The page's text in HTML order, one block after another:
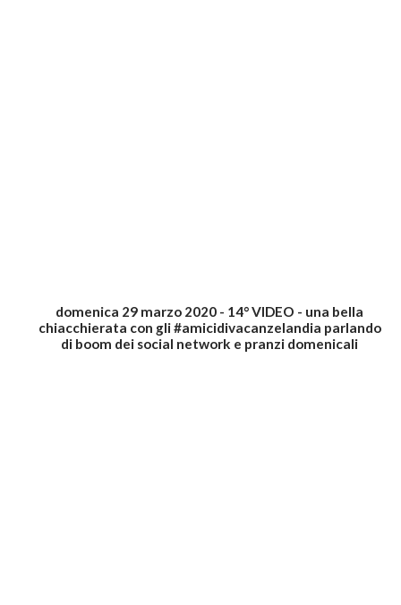
domenica 29 marzo 2020 - 14° VIDEO - una bella
chiacchierata con gli #amicidivacanzelandia parlando
di boom dei social network e pranzi domenicali